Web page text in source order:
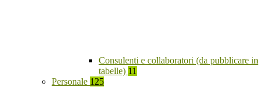
Consulenti e collaboratori (da pubblicare in
tabelle) 11
Personale 125